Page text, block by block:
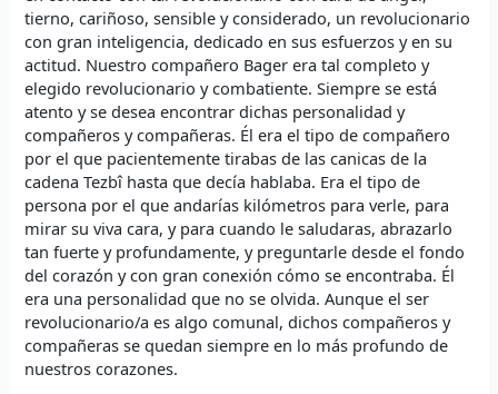
tierno, cariñoso, sensible y considerado, un revolucionario
con gran inteligencia, dedicado en sus esfuerzos y en su
actitud. Nuestro compañero Bager era tal completo y
elegido revolucionario y combatiente. Siempre se está
atento y se desea encontrar dichas personalidad y
compañeros y compañeras. Él era el tipo de compañero
por el que pacientemente tirabas de las canicas de la
cadena Tezbî hasta que decía hablaba. Era el tipo de
persona por el que andarías kilómetros para verle, para
mirar su viva cara, y para cuando le saludaras, abrazarlo
tan fuerte y profundamente, y preguntarle desde el fondo
del corazón y con gran conexión cómo se encontraba. Él
era una personalidad que no se olvida. Aunque el ser
revolucionario/a es algo comunal, dichos compañeros y
compañeras se quedan siempre en lo más profundo de
nuestros corazones.